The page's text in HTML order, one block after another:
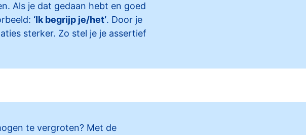
Als je dat gedaan hebt en goed
‘Ik begrijp je/het’. Door je
sterker. Zo stel je je assertief
te vergroten? Met de